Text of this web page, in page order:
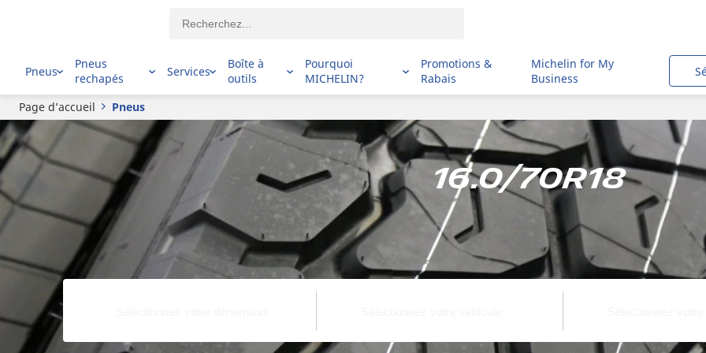
Pneus
Pneus
rechapés
Services
Boîte à
outils
Pourquoi
MICHELIN?
Promotions &
Rabais
Michelin for My
Business
Page d’accueil Pneus
16.0/70R18